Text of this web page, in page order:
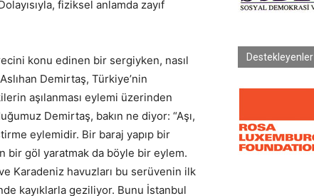
fiziksel anlamda zayıf
konu edinen bir sergiyken, nasıl
Demirtaş, Türkiye’nin
aşılanması eylemi üzerinden
Demirtaş, bakın ne diyor: “Aşı,
eylemidir. Bir baraj yapıp bir
bir göl yaratmak da böyle bir eylem.
Karadeniz havuzları bu serüvenin ilk
kayıklarla geziliyor. Bunu İstanbul
Destekleyenler